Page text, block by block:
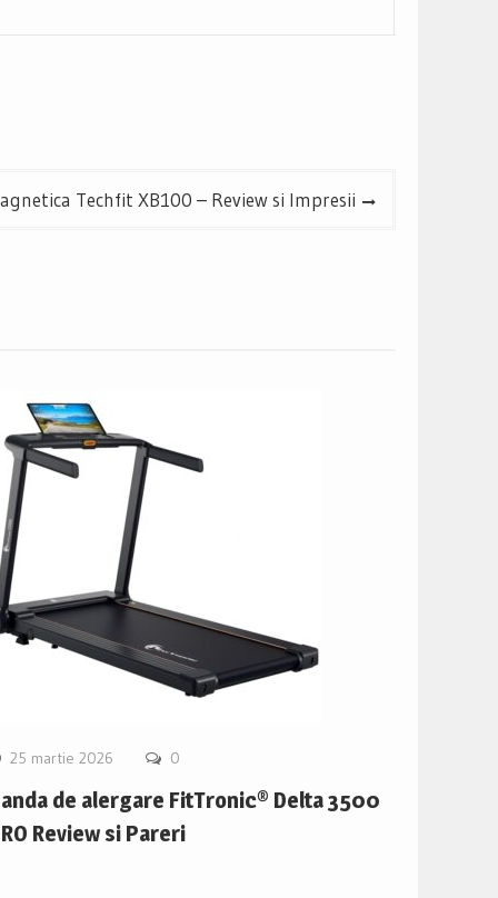
Techfit XB100 – Review si Impresii
25 martie 2026 0
de alergare FitTronic® Delta 3500
Review si Pareri